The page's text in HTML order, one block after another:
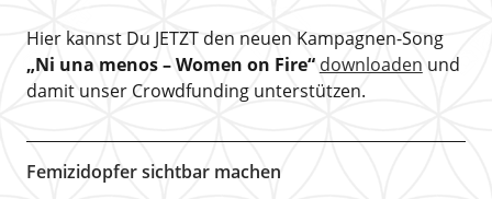
Hier kannst Du JETZT den neuen Kampagnen-Song
„Ni una menos – Women on Fire“ downloaden und
damit unser Crowdfunding unterstützen.
Femizidopfer sichtbar machen